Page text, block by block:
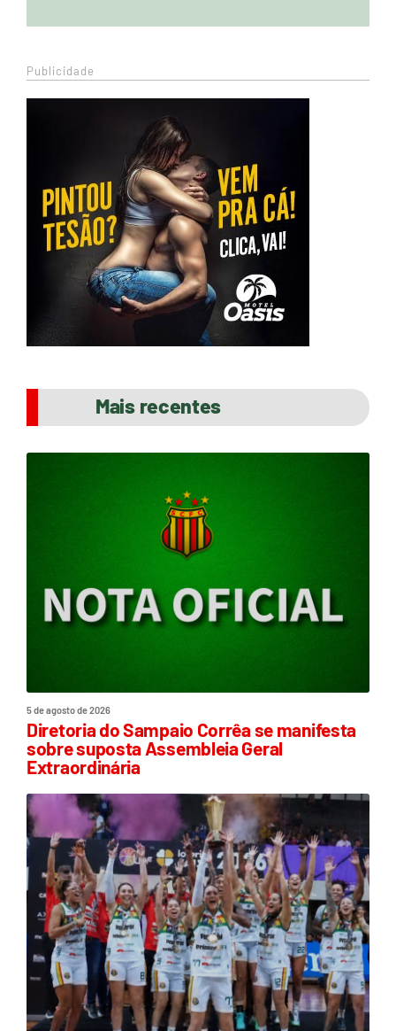
Publicidade
Mais recentes
5 de agosto de 2026
Diretoria do Sampaio Corrêa se manifesta
sobre suposta Assembleia Geral
Extraordinária